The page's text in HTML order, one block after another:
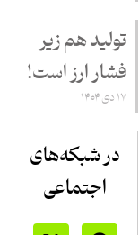
تولید هم زیر
فشار ارز است!
۱۷ دی ۱۴۰۴
در شبکه‌های
اجتماعی